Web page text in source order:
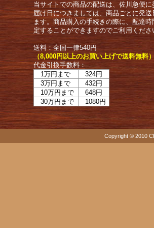
当サイトでの商品の配送は、佐川急便
届け日につきましては、商品ごとに発
ます。商品購入の手続きの際に、配達
定することができますのでご利用くださ
送料：全国一律540円
（8,000円以上のお買い上げで送料無料
代金引換手数料：
1万円まで
324円
3万円まで
432円
10万円まで
648円
30万円まで
1080円
Copyright © 2010